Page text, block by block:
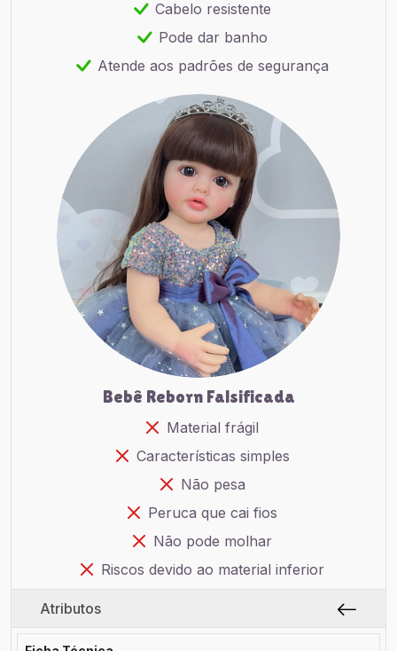
Cabelo resistente
Pode dar banho
Atende aos padrões de segurança
Bebê Reborn Falsificada
Material frágil
Características simples
Não pesa
Peruca que cai fios
Não pode molhar
Riscos devido ao material inferior
Atributos